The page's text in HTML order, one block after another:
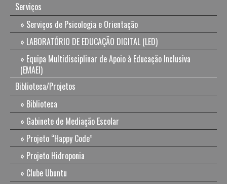
Serviços
Serviços de Psicologia e Orientação
LABORATÓRIO DE EDUCAÇÃO DIGITAL (LED)
Equipa Multidisciplinar de Apoio à Educação Inclusiva
(EMAEI)
Biblioteca/Projetos
Biblioteca
Gabinete de Mediação Escolar
Projeto “Happy Code”
Projeto Hidroponia
Clube Ubuntu